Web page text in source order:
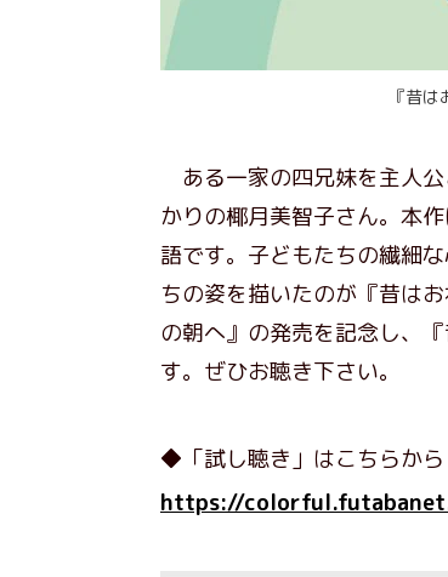
『昔
ある一家の四兄妹を主人
かりの椰月美智子さん。本
語です。子どもたちの繊細
ちの姿を描いたのが『昔は
の朝へ』の発売を記念し、
す。ぜひお聴き下さい。
◆「試し聴き」はこちらから
https://